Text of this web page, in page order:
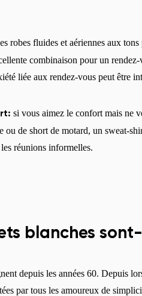
robes fluides et aériennes aux
combinaison pour un
liée aux rendez-vous peut être
si vous aimez le confort mais ne
de short de motard, un sweat-
réunions informelles.
blanches
depuis les années 60. Depuis
par tous les amoureux de